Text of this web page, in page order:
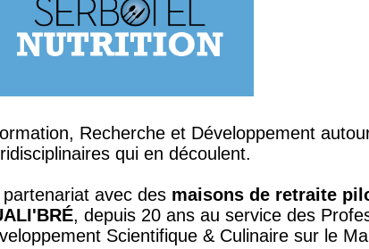
Recherche et Développement
qui en découlent.
partenariat avec des maisons de retraite
, depuis 20 ans au service des
Scientifique & Culinaire sur le